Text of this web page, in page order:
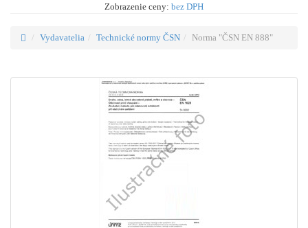
Zobrazenie ceny: bez DPH
Vydavatelia Technické normy ČSN Norma "ČSN EN 888"